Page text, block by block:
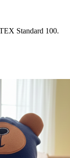
Standard 100.